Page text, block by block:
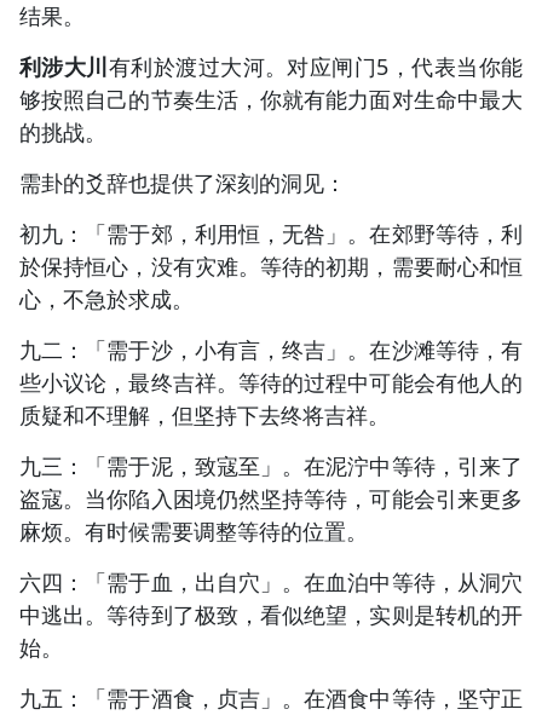
结果。
利涉大川 有利於渡过大河。对应闸门5，代表当你能
够按照自己的节奏生活，你就有能力面对生命中最大
的挑战。
需卦的爻辞也提供了深刻的洞见：
初九：「需于郊，利用恒，无咎」。在郊野等待，利
於保持恒心，没有灾难。等待的初期，需要耐心和恒
心，不急於求成。
九二：「需于沙，小有言，终吉」。在沙滩等待，有
些小议论，最终吉祥。等待的过程中可能会有他人的
质疑和不理解，但坚持下去终将吉祥。
九三：「需于泥，致寇至」。在泥泞中等待，引来了
盗寇。当你陷入困境仍然坚持等待，可能会引来更多
麻烦。有时候需要调整等待的位置。
六四：「需于血，出自穴」。在血泊中等待，从洞穴
中逃出。等待到了极致，看似绝望，实则是转机的开
始。
九五：「需于酒食，贞吉」。在酒食中等待，坚守正